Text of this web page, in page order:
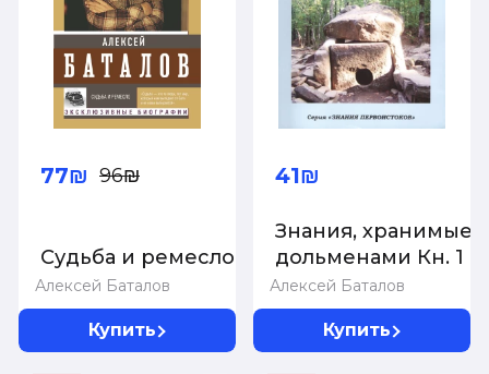
Алексей Баталов
Судьба и ремесло
77₪ 96₪
Купить
Алексей Баталов
Знания, хранимые
дольменами Кн. 1
41₪
Купить